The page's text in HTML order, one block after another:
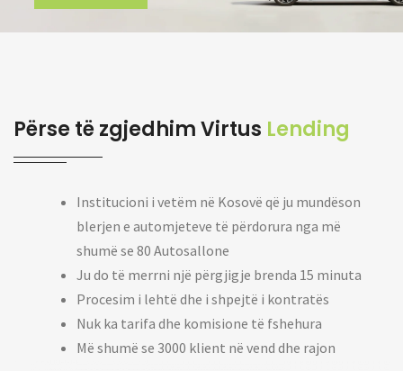
Përse të zgjedhim Virtus Lending
Institucioni i vetëm në Kosovë që ju mundëson
blerjen e automjeteve të përdorura nga më
shumë se 80 Autosallone
Ju do të merrni një përgjigje brenda 15 minuta
Procesim i lehtë dhe i shpejtë i kontratës
Nuk ka tarifa dhe komisione të fshehura
Më shumë se 3000 klient në vend dhe rajon